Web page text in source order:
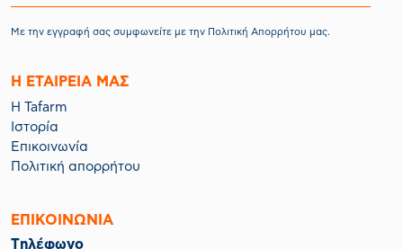
Με την εγγραφή σας συμφωνείτε με την Πολιτική Απορρήτου μας.
Η ΕΤΑΙΡΕΙΑ ΜΑΣ
Η Tafarm
Ιστορία
Επικοινωνία
Πολιτική απορρήτου
ΕΠΙΚΟΙΝΩΝΙΑ
Tηλέφωνο